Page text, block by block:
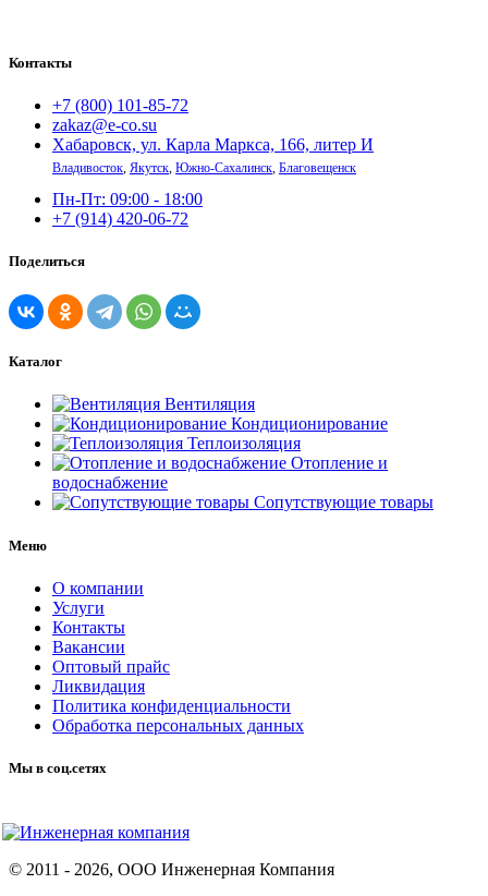
Контакты
+7 (800) 101-85-72
zakaz@e-co.su
Хабаровск, ул. Карла Маркса, 166, литер И
Владивосток Якутск Южно-Сахалинск Благовещенск
Пн-Пт: 09:00 - 18:00
+7 (914) 420-06-72
Поделиться
Каталог
Вентиляция
Кондиционирование
Теплоизоляция
Отопление и
водоснабжение
Сопутствующие товары
Меню
О компании
Услуги
Контакты
Вакансии
Оптовый прайс
Ликвидация
Политика конфиденциальности
Обработка персональных данных
Мы в соц.сетях
© 2011 - 2026, ООО Инженерная Компания